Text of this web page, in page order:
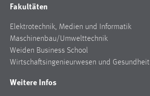
Fakultäten
Elektrotechnik, Medien und Informatik
Maschinenbau/Umwelttechnik
Weiden Business School
Wirtschaftsingenieurwesen und Gesundheit
Weitere Infos